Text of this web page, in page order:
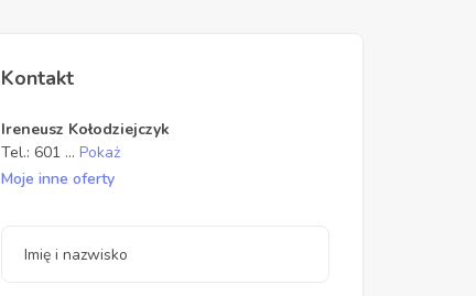
Kontakt
Ireneusz Kołodziejczyk
Tel.: 601 ... Pokaż
Moje inne oferty